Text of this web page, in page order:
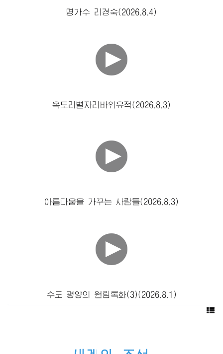
명가수 리경숙(2026.8.4)
옥도리별자리바위유적(2026.8.3)
아름다움을 가꾸는 사람들(2026.8.3)
수도 평양의 원림록화(3)(2026.8.1)